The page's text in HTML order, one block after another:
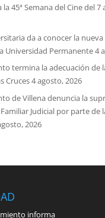
45ª Semana del Cine del 7
da a conocer la
Universidad Permanente4
termina la adecuación de
Cruces4 agosto, 2026
de Villena denuncia la
Judicial por parte de
2026
informa